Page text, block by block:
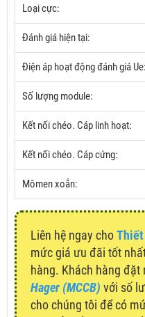
Loại cực:
Đánh giá hiện tại:
Điện áp hoạt động đánh giá Ue:
Số lượng module:
Kết nối chéo. Cáp linh hoạt:
Kết nối chéo. Cáp cứng:
Mômen xoắn:
Liên hệ ngay cho
mức giá ưu đãi tốt
hàng. Khách hàng đặt
Hager (MCCB) với số
cho chúng tôi để có